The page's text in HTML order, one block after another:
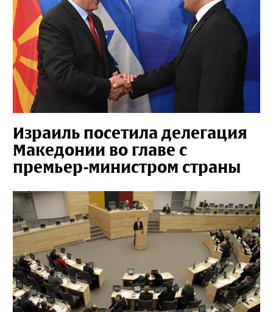
Израиль посетила делегация
Македонии во главе с
премьер-министром страны